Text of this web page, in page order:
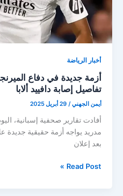
الفريق
أخبار الرياضة
أزمة جديدة في دفاع
تفاصيل إصابة دافييد ألابا
أيمن الجهني/ 29 أبريل 2025
أفادت تقارير صحفية إسبانية،
مدريد يواجه أزمة حقيقية
بعد إعلان
أزمة
Read Post »